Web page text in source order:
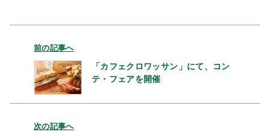
前の記事へ
「カフェクロワッサン」にて、コン
テ・フェアを開催
次の記事へ